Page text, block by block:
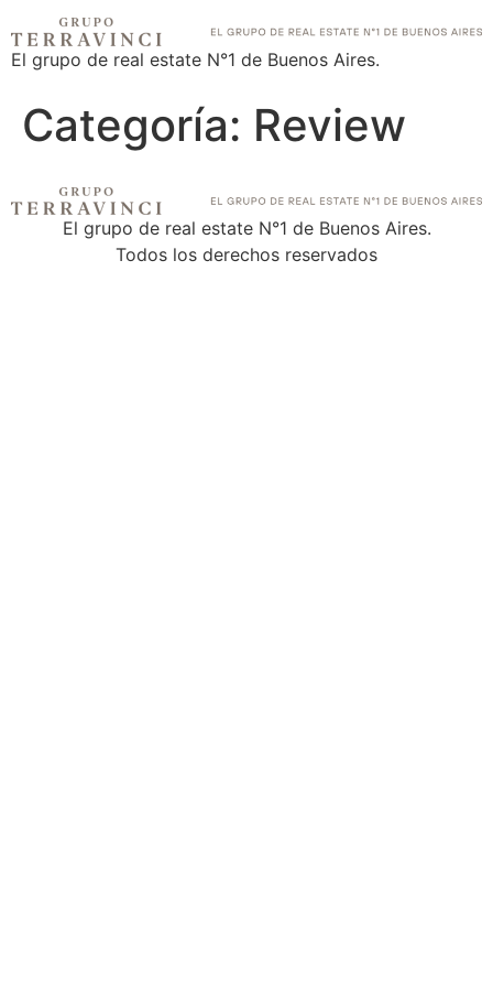
El grupo de real estate N°1 de Buenos Aires.
Categoría: Review
El grupo de real estate N°1 de Buenos Aires.
Todos los derechos reservados